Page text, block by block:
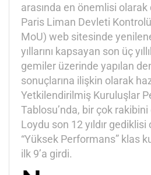
arasında en önemlisi
Paris Liman Devleti
MoU) web sitesinde
yıllarını kapsayan son üç
gemiler üzerinde yapılan
sonuçlarına ilişkin olarak
Yetkilendirilmiş Kuruluşlar
Tablosu’nda, bir çok
Loydu son 12 yıldır
“Yüksek Performans” klas
ilk 9’a girdi.